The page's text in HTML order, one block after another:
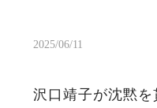
2025/06/11
沢口靖子が沈黙